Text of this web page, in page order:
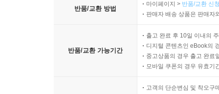
반품/교환 방법
마이페이지 > 반품/교환 신
판매자 배송 상품은 판매자
반품/교환 가능기간
출고 완료 후 10일 이내의
디지털 콘텐츠인 eBook의
중고상품의 경우 출고 완료
모바일 쿠폰의 경우 유효기
고객의 단순변심 및 착오구